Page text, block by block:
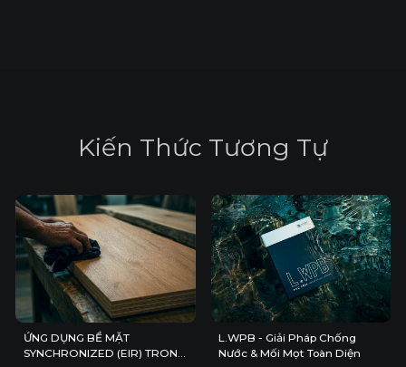
Kiến Thức Tương Tự
ỨNG DỤNG BỀ MẶT
SYNCHRONIZED (EIR) TRONG
L.WPB - Giải Pháp Chống
Nước & Mối Mọt Toàn Diện